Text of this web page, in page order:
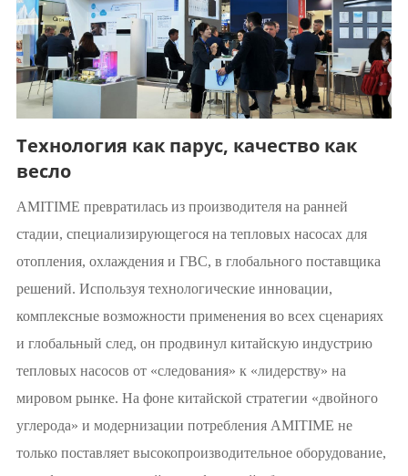
Технология как парус, качество как
весло
AMITIME превратилась из производителя на ранней
стадии, специализирующегося на тепловых насосах для
отопления, охлаждения и ГВС, в глобального поставщика
решений. Используя технологические инновации,
комплексные возможности применения во всех сценариях
и глобальный след, он продвинул китайскую индустрию
тепловых насосов от «следования» к «лидерству» на
мировом рынке. На фоне китайской стратегии «двойного
углерода» и модернизации потребления AMITIME не
только поставляет высокопроизводительное оборудование,